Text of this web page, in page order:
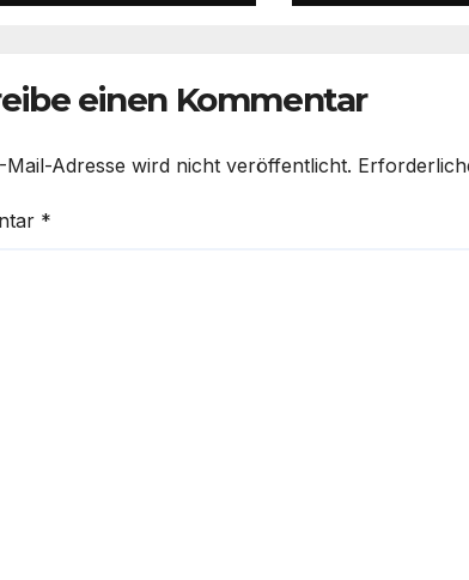
einen Kommentar
Mail-Adresse wird nicht veröffentlicht.
*